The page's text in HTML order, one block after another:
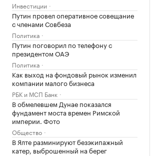
Инвестиции
Путин провел оперативное совещание
с членами Совбеза
Политика
Путин поговорил по телефону с
президентом ОАЭ
Политика
Как выход на фондовый рынок изменил
компании малого бизнеса
РБК и МСП Банк
В обмелевшем Дунае показался
фундамент моста времен Римской
империи. Фото
Общество
В Ялте разминируют безэкипажный
катер, выброшенный на берег